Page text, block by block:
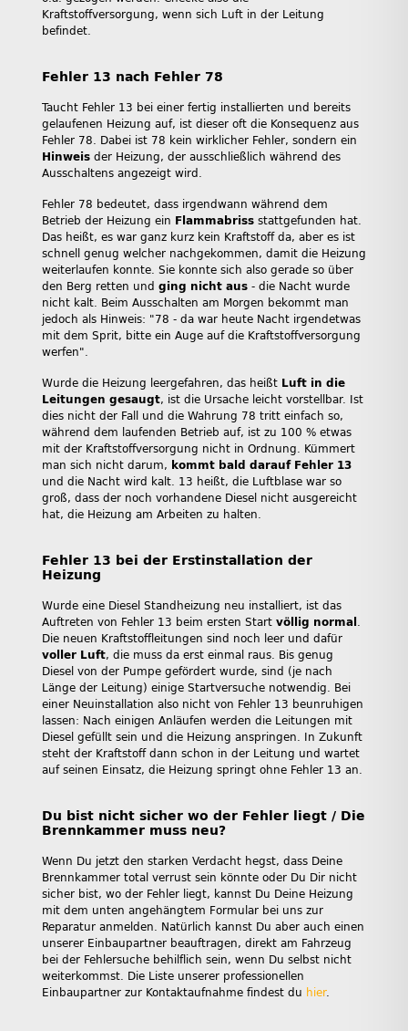
Kraftstoffversorgung, wenn sich Luft in der Leitung
befindet.
Fehler 13 nach Fehler 78
Taucht Fehler 13 bei einer fertig installierten und bereits
gelaufenen Heizung auf, ist dieser oft die Konsequenz aus
Fehler 78. Dabei ist 78 kein wirklicher Fehler, sondern ein
Hinweis der Heizung, der ausschließlich während des
Ausschaltens angezeigt wird.
Fehler 78 bedeutet, dass irgendwann während dem
Betrieb der Heizung ein Flammabriss stattgefunden hat.
Das heißt, es war ganz kurz kein Kraftstoff da, aber es ist
schnell genug welcher nachgekommen, damit die Heizung
weiterlaufen konnte. Sie konnte sich also gerade so über
den Berg retten und ging nicht aus - die Nacht wurde
nicht kalt. Beim Ausschalten am Morgen bekommt man
jedoch als Hinweis: "78 - da war heute Nacht irgendetwas
mit dem Sprit, bitte ein Auge auf die Kraftstoffversorgung
werfen".
Wurde die Heizung leergefahren, das heißt Luft in die
Leitungen gesaugt, ist die Ursache leicht vorstellbar. Ist
dies nicht der Fall und die Wahrung 78 tritt einfach so,
während dem laufenden Betrieb auf, ist zu 100 % etwas
mit der Kraftstoffversorgung nicht in Ordnung. Kümmert
man sich nicht darum, kommt bald darauf Fehler 13
und die Nacht wird kalt. 13 heißt, die Luftblase war so
groß, dass der noch vorhandene Diesel nicht ausgereicht
hat, die Heizung am Arbeiten zu halten.
Fehler 13 bei der Erstinstallation der
Heizung
Wurde eine Diesel Standheizung neu installiert, ist das
Auftreten von Fehler 13 beim ersten Start völlig normal .
Die neuen Kraftstoffleitungen sind noch leer und dafür
voller Luft, die muss da erst einmal raus. Bis genug
Diesel von der Pumpe gefördert wurde, sind (je nach
Länge der Leitung) einige Startversuche notwendig. Bei
einer Neuinstallation also nicht von Fehler 13 beunruhigen
lassen: Nach einigen Anläufen werden die Leitungen mit
Diesel gefüllt sein und die Heizung anspringen. In Zukunft
steht der Kraftstoff dann schon in der Leitung und wartet
auf seinen Einsatz, die Heizung springt ohne Fehler 13 an.
Du bist nicht sicher wo der Fehler liegt / Die
Brennkammer muss neu?
Wenn Du jetzt den starken Verdacht hegst, dass Deine
Brennkammer total verrust sein könnte oder Du Dir nicht
sicher bist, wo der Fehler liegt, kannst Du Deine Heizung
mit dem unten angehängtem Formular bei uns zur
Reparatur anmelden. Natürlich kannst Du aber auch einen
unserer Einbaupartner beauftragen, direkt am Fahrzeug
bei der Fehlersuche behilflich sein, wenn Du selbst nicht
weiterkommst. Die Liste unserer professionellen
Einbaupartner zur Kontaktaufnahme findest du hier.